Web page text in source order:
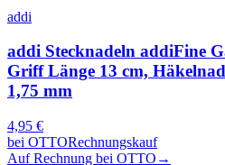
addi
addi Stecknadeln addiFine
Griff Länge 13 cm,
1,75 mm
4,95 €
bei OTTORechnungskauf
Auf Rechnung bei OTTO →